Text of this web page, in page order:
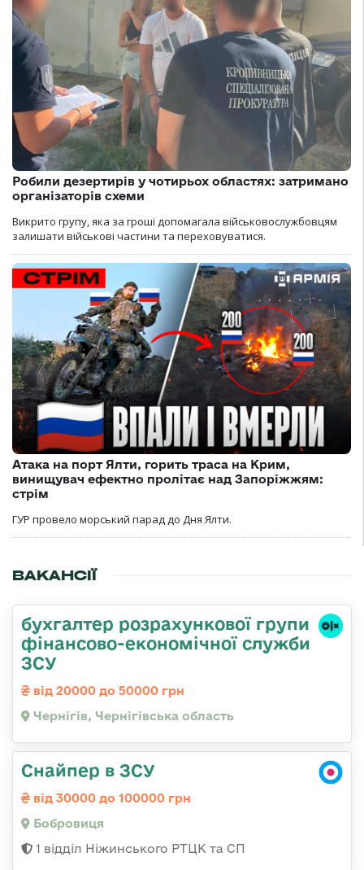
Робили дезертирів у чотирьох областях: затримано
організаторів схеми
Викрито групу, яка за гроші допомагала військовослужбовцям
залишати військові частини та переховуватися.
Атака на порт Ялти, горить траса на Крим,
винищувач ефектно пролітає над Запоріжжям:
стрім
ГУР провело морський парад до Дня Ялти.
ВАКАНСІЇ
бухгалтер розрахункової групи
фінансово-економічної служби
ЗСУ
від 20000 до 50000 грн
Чернігів, Чернігівська область
Снайпер в ЗСУ
від 30000 до 100000 грн
Бобровиця
1 відділ Ніжинського РТЦК та СП